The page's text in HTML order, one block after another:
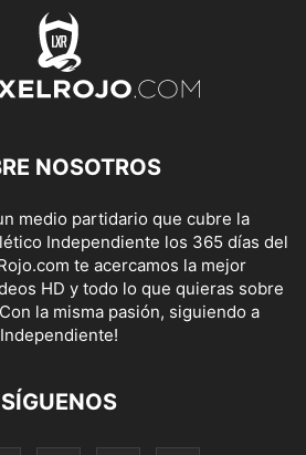
NOSOTROS
medio partidario que cubre la
Independiente los 365 días del
te acercamos la mejor
HD y todo lo que quieras sobre
la misma pasión, siguiendo a
Independiente!
SÍGUENOS